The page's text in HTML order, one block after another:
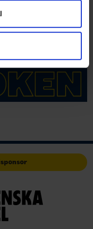
med annan
eller som de har